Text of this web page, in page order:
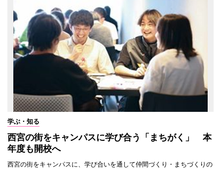
学ぶ・知る
西宮の街をキャンパスに学び合う「まちがく」 本
年度も開校へ
西宮の街をキャンパスに、学び合いを通して仲間づくり・まちづくりの